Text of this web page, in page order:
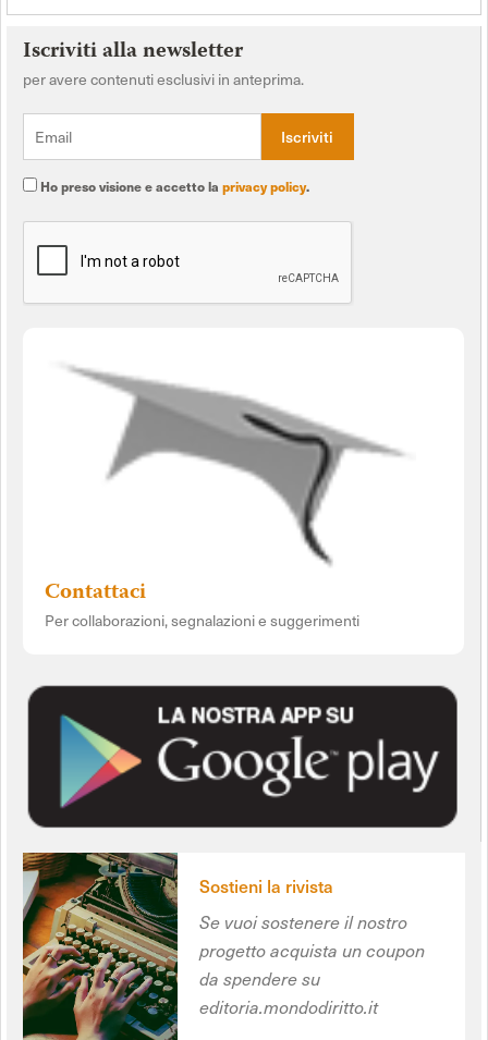
Iscriviti alla newsletter
per avere contenuti esclusivi in anteprima.
Ho preso visione e accetto la privacy policy.
Contattaci
Per collaborazioni, segnalazioni e suggerimenti
Sostieni la rivista
Se vuoi sostenere il nostro
progetto acquista un coupon
da spendere su
editoria.mondodiritto.it